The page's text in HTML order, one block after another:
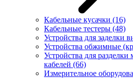
Кабельные кусачки (16)
Кабельные тестеры (48)
Устройства для заделки
Устройства обжимные
Устройства для
кабелей (66)
Измерительное